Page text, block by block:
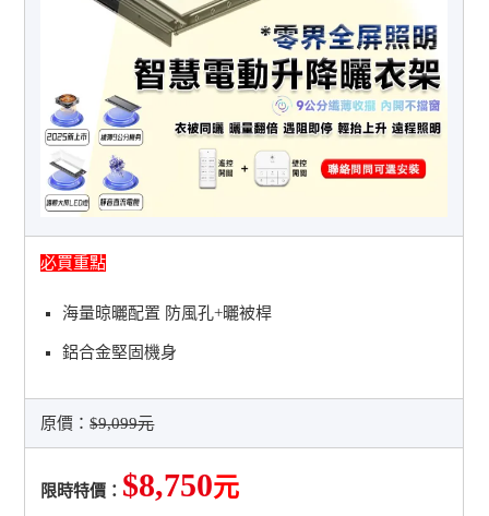
必買重點
海量晾曬配置 防風孔+曬被桿
鋁合金堅固機身
原價：$9,099元
限時特價： $8,750元